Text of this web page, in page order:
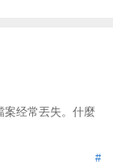
案经常丟失。什麼
#